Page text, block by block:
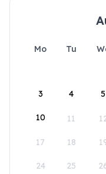
Mo Tu
3 4 5
10 11
17 18
24 25